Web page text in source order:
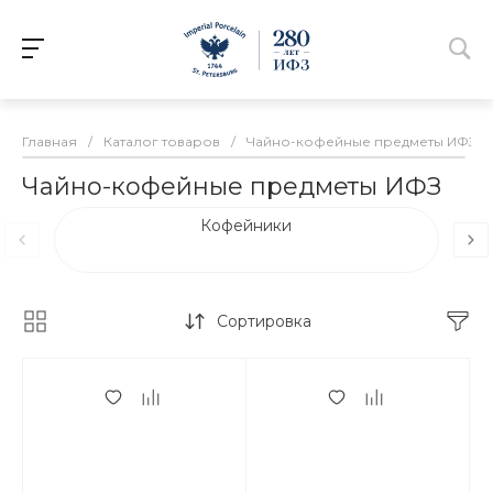
Главная / Каталог товаров / Чайно-кофейные предметы ИФЗ
Чайно-кофейные предметы ИФЗ
Кофейники
Сортировка